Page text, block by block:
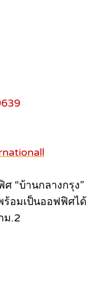
“บ้านกลางกรุง”
อมเป็นออฟฟิศได้
ม.2